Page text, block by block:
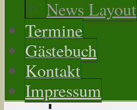
News Layout
Termine
Gästebuch
Kontakt
Impressum